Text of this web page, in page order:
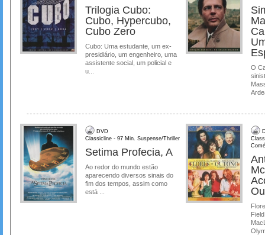
Trilogia Cubo:
Cubo, Hypercubo,
Cubo Zero
Cubo: Uma estudante, um ex-
presidiário, um engenheiro, uma
assistente social, um policial e
u...
O
DVD
Classicline - 97 Min. Suspense/Thriller
Setima Profecia, A
Ao redor do mundo estão
aparecendo diversos sinais do
fim dos tempos, assim como
está ...